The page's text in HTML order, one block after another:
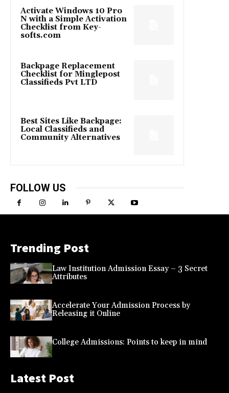
Activate Windows 10 Pro
N with a Simple Activation
Checklist from Key-
softs.com
Backpage Replacement
Checklist for Minglepost
Classifieds Pvt LTD
Best Sites Like Backpage:
Local Classifieds and
Community Alternatives
FOLLOW US
Trending Post
Law Institution Admission Essay – 3 Secret
Attributes
Accelerate Your Admission Process by
Releasing it Online
College Admissions: Points to keep in mind
Latest Post